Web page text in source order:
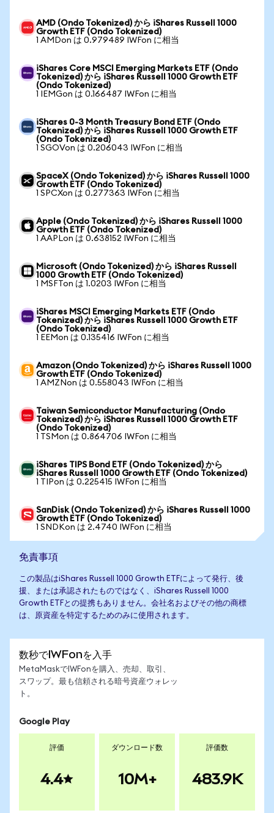
AMD (Ondo Tokenized) から iShares Russell 1000
Growth ETF (Ondo Tokenized)
1 AMDon は 0.979489 IWFon に相当
iShares Core MSCI Emerging Markets ETF (Ondo
Tokenized) から iShares Russell 1000 Growth ETF
(Ondo Tokenized)
1 IEMGon は 0.166487 IWFon に相当
iShares 0-3 Month Treasury Bond ETF (Ondo
Tokenized) から iShares Russell 1000 Growth ETF
(Ondo Tokenized)
1 SGOVon は 0.206043 IWFon に相当
SpaceX (Ondo Tokenized) から iShares Russell 1000
Growth ETF (Ondo Tokenized)
1 SPCXon は 0.277363 IWFon に相当
Apple (Ondo Tokenized) から iShares Russell 1000
Growth ETF (Ondo Tokenized)
1 AAPLon は 0.638152 IWFon に相当
Microsoft (Ondo Tokenized) から iShares Russell
1000 Growth ETF (Ondo Tokenized)
1 MSFTon は 1.0203 IWFon に相当
iShares MSCI Emerging Markets ETF (Ondo
Tokenized) から iShares Russell 1000 Growth ETF
(Ondo Tokenized)
1 EEMon は 0.135416 IWFon に相当
Amazon (Ondo Tokenized) から iShares Russell 1000
Growth ETF (Ondo Tokenized)
1 AMZNon は 0.558043 IWFon に相当
Taiwan Semiconductor Manufacturing (Ondo
Tokenized) から iShares Russell 1000 Growth ETF
(Ondo Tokenized)
1 TSMon は 0.864706 IWFon に相当
iShares TIPS Bond ETF (Ondo Tokenized) から
iShares Russell 1000 Growth ETF (Ondo Tokenized)
1 TIPon は 0.225415 IWFon に相当
SanDisk (Ondo Tokenized) から iShares Russell 1000
Growth ETF (Ondo Tokenized)
1 SNDKon は 2.4740 IWFon に相当
免責事項
この製品はiShares Russell 1000 Growth ETFによって発行、後
援、または承認されたものではなく、iShares Russell 1000
Growth ETFとの提携もありません。会社名およびその他の商標
は、原資産を特定するためのみに使用されます。
数秒でIWFonを入手
MetaMaskでIWFonを購入、売却、取引、
スワップ。最も信頼される暗号資産ウォレッ
ト。
Google Play
評価
4.4
ダウンロード数
10M+
評価数
483.9K